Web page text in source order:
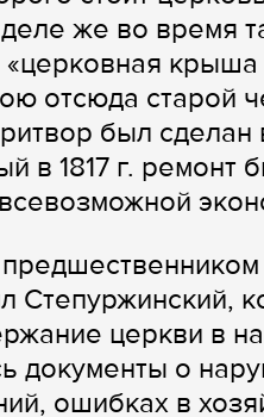
же во время
«церковная
отсюда старой
был
в 1817 г. ремонт
Степуржинский,
церкви в
документы о
ошибках в